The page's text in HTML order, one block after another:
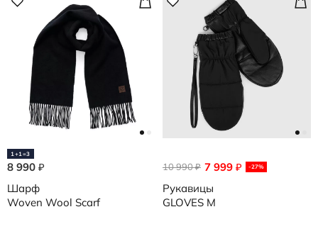
1+1=3
8 990 ₽
Шарф
Woven Wool Scarf
7 999 ₽ -27%
10 990₽
Рукавицы
GLOVES M